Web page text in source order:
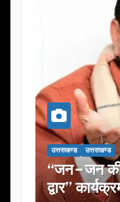
उत्तराखण्ड उत्तराखण्ड
“जन–जन
द्वार”